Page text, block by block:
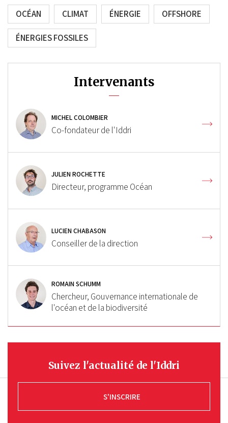
OCÉAN CLIMAT ÉNERGIE OFFSHORE
ÉNERGIES FOSSILES
Intervenants
MICHEL COLOMBIER
Co-fondateur de l'Iddri
JULIEN ROCHETTE
Directeur, programme Océan
LUCIEN CHABASON
Conseiller de la direction
ROMAIN SCHUMM
Chercheur, Gouvernance internationale de
l'océan et de la biodiversité
Suivez l'actualité de l'Iddri
S'INSCRIRE